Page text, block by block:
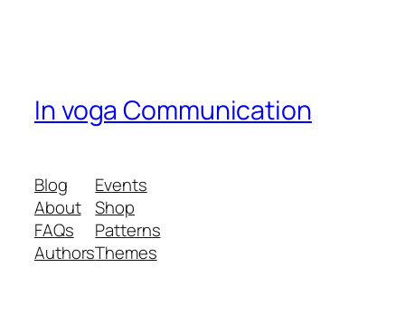
In voga Communication
Blog
About
FAQs
Authors
Events
Shop
Patterns
Themes